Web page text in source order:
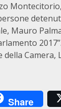
Mauro
della Camera,
Share